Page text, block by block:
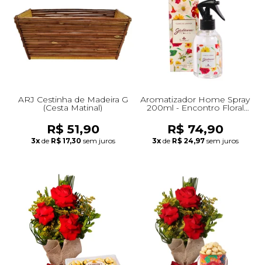
ARJ Cestinha de Madeira G
(Cesta Matinal)
R$ 51,90
3x de R$ 17,30 sem juros
Aromatizador Home Spray
200ml - Encontro Floral
R$ 74,90
3x de R$ 24,97 sem juros